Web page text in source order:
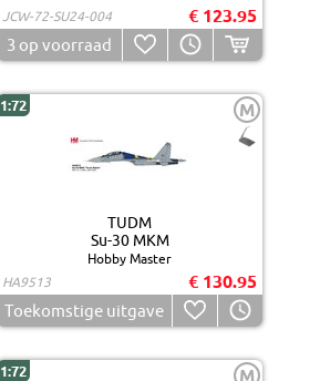
JCW-72-SU24-004 € 123.95
3 op voorraad
1:72 M
TUDM
Su-30 MKM
Hobby Master
HA9513
€ 130.95
Toekomstige uitgave
1:72 M